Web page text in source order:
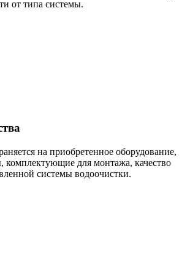
от типа системы.
на приобретенное оборудование,
комплектующие для монтажа, качество
системы водоочистки.